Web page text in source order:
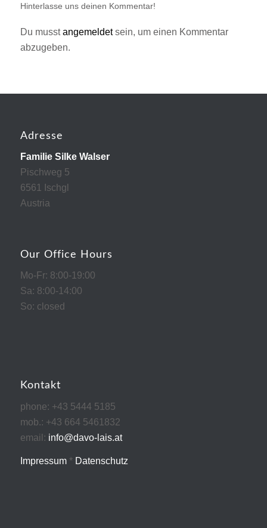
Hinterlasse uns deinen Kommentar!
Du musstangemeldetsein, um einen Kommentar
abzugeben.
Adresse
Familie Silke Walser
Pischweg 5
6561 Ischgl
Austria
Our Office Hours
Mo-Fr: 8:00-19:00
Sa: 8:00-14:00
So: closed
Kontakt
phone: +43 5444 5185
mob.: +43 664 5461832
email: info@davo-lais.at
Impressum* Datenschutz